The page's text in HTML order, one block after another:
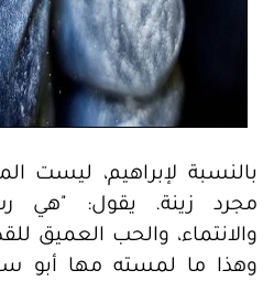
بالنسبة لإبراهيم، ليست
مجرد زينة. يقول: "هي
والانتماء، والحب العميق
وهذا ما لمسته مها أبو